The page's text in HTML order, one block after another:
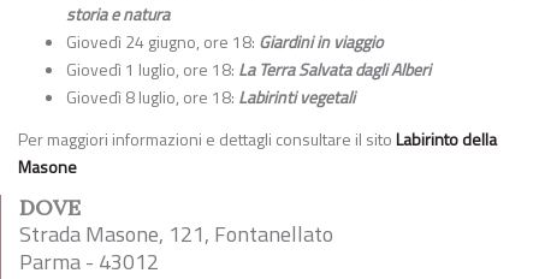
storia e natura
Giovedì 24 giugno, ore 18: Giardini in viaggio
Giovedì 1 luglio, ore 18: La Terra Salvata dagli Alberi
Giovedì 8 luglio, ore 18: Labirinti vegetali
Per maggiori informazioni e dettagli consultare il sitoLabirinto della
Masone
DOVE
Strada Masone, 121, Fontanellato
Parma - 43012